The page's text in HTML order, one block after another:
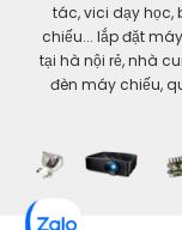
tác, vici dạy học,
chiếu... lắp đặt
tại hà nội rẻ, nhà
đèn máy chiếu,